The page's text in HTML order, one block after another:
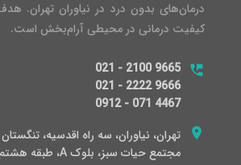
درمان‌های بدون درد در نیاوران تهران. هدف
کیفیت درمانی در محیطی آرام‌بخش است.
021 - 2100 9665
021 - 2222 9666
0912 - 071 4467
مجتمع حیات سبز، بلوک A، طبقه هشتم، واحد ۸۱۲